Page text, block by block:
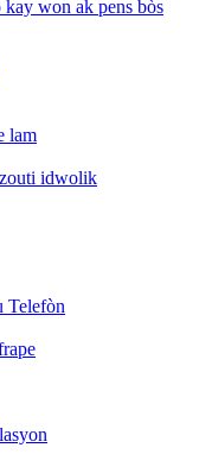
won ak pens bòs
lam
idwolik
Telefòn